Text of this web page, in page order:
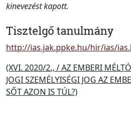
kinevezést kapott.
Tisztelgő tanulmány
http://ias.jak.ppke.hu/hir/ias/
(XVI. 2020/2., / AZ EMBERI
JOGI SZEMÉLYISÉGI JOG AZ
SŐT AZON IS TÚL?)